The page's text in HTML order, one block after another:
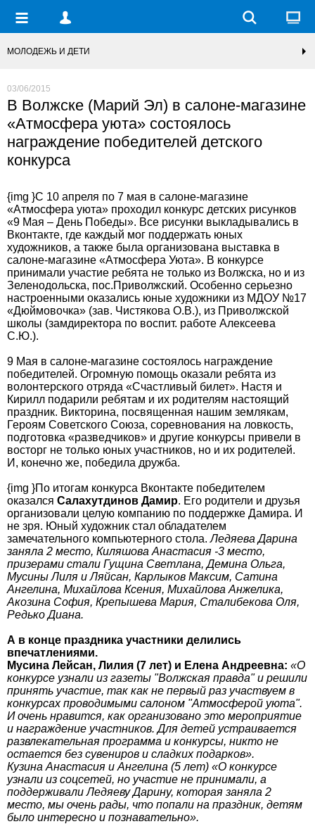
МОЛОДЕЖЬ И ДЕТИ
03/06/2015
В Волжске (Марий Эл) в салоне-магазине
«Атмосфера уюта» состоялось
награждение победителей детского
конкурса
{img }С 10 апреля по 7 мая в салоне-магазине
«Атмосфера уюта» проходил конкурс детских рисунков
«9 Мая – День Победы». Все рисунки выкладывались в
Вконтакте, где каждый мог поддержать юных
художников, а также была организована выставка в
салоне-магазине «Атмосфера Уюта». В конкурсе
принимали участие ребята не только из Волжска, но и из
Зеленодольска, пос.Приволжский. Особенно серьезно
настроенными оказались юные художники из МДОУ №17
«Дюймовочка» (зав. Чистякова О.В.), из Приволжской
школы (замдиректора по воспит. работе Алексеева
С.Ю.).
9 Мая в салоне-магазине состоялось награждение
победителей. Огромную помощь оказали ребята из
волонтерского отряда «Счастливый билет». Настя и
Кирилл подарили ребятам и их родителям настоящий
праздник. Викторина, посвященная нашим землякам,
Героям Советского Союза, соревнования на ловкость,
подготовка «разведчиков» и другие конкурсы привели в
восторг не только юных участников, но и их родителей.
И, конечно же, победила дружба.
{img }По итогам конкурса Вконтакте победителем
оказался Салахутдинов Дамир. Его родители и друзья
организовали целую компанию по поддержке Дамира. И
не зря. Юный художник стал обладателем
замечательного компьютерного стола.Ледяева Дарина
заняла 2 место, Киляшова Анастасия -3 место,
призерами стали Гущина Светлана, Демина Ольга,
Мусины Лиля и Ляйсан, Карлыков Максим, Сатина
Ангелина, Михайлова Ксения, Михайлова Анжелика,
Акозина София, Крепышева Мария, Сталибекова Оля,
Редько Диана.
А в конце праздника участники делились
впечатлениями.
Мусина Лейсан, Лилия (7 лет) и Елена Андреевна: «О
конкурсе узнали из газеты "Волжская правда" и решили
принять участие, так как не первый раз участвуем в
конкурсах проводимыми салоном "Атмосферой уюта".
И очень нравится, как организовано это мероприятие
и награждение участников. Для детей устраивается
развлекательная программа и конкурсы, никто не
остается без сувениров и сладких подарков».
Кузина Анастасия и Ангелина (5 лет) «О конкурсе
узнали из соцсетей, но участие не принимали, а
поддерживали Ледяеву Дарину, которая заняла 2
место, мы очень рады, что попали на праздник, детям
было интересно и познавательно».